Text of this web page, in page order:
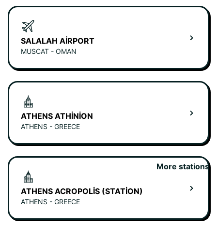
SALALAH AIRPORT
MUSCAT - OMAN
ATHENS ATHINION
ATHENS - GREECE
ATHENS ACROPOLIS (STATION)
ATHENS - GREECE
More stations